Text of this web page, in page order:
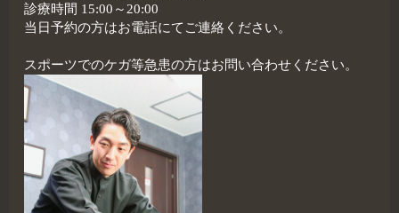
診療時間 15:00～20:00
当日予約の方はお電話にてご連絡ください。
スポーツでのケガ等急患の方はお問い合わせください。